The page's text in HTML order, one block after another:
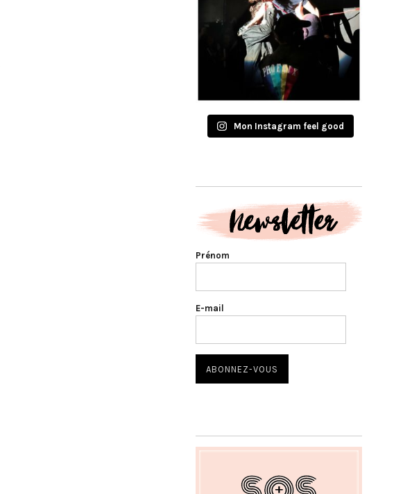
Mon Instagram feel good
Prénom
E-mail